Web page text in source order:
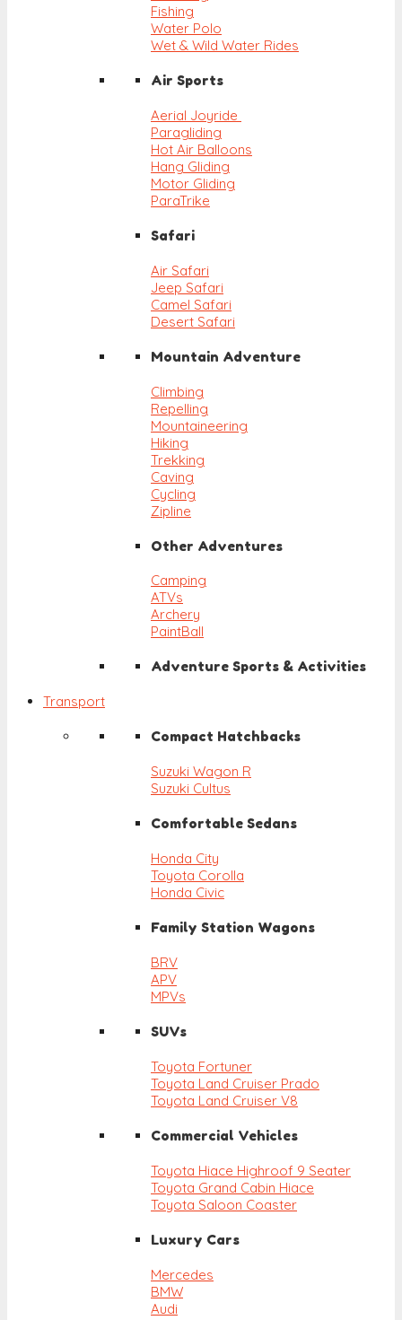
Fishing
Water Polo
Wet & Wild Water Rides
Air Sports
Aerial Joyride
Paragliding
Hot Air Balloons
Hang Gliding
Motor Gliding
ParaTrike
Safari
Air Safari
Jeep Safari
Camel Safari
Desert Safari
Mountain Adventure
Climbing
Repelling
Mountaineering
Hiking
Trekking
Caving
Cycling
Zipline
Other Adventures
Camping
ATVs
Archery
PaintBall
Adventure Sports & Activities
Transport
Compact Hatchbacks
Suzuki Wagon R
Suzuki Cultus
Comfortable Sedans
Honda City
Toyota Corolla
Honda Civic
Family Station Wagons
BRV
APV
MPVs
SUVs
Toyota Fortuner
Toyota Land Cruiser Prado
Toyota Land Cruiser V8
Commercial Vehicles
Toyota Hiace Highroof 9 Seater
Toyota Grand Cabin Hiace
Toyota Saloon Coaster
Luxury Cars
Mercedes
BMW
Audi